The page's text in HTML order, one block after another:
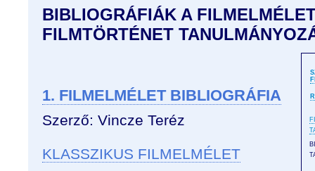
BIBLIOGRÁFIÁK A
FILMTÖRTÉNET
1. FILMELMÉLET BIBLIOGRÁFIA
Szerző: Vincze Teréz
KLASSZIKUS FILMELMÉLET